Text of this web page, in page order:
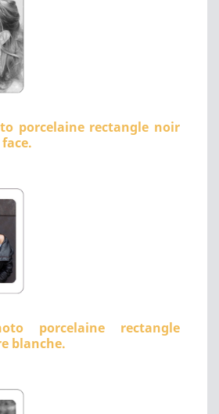
porcelaine rectangle noir
porcelaine rectangle
blanche.